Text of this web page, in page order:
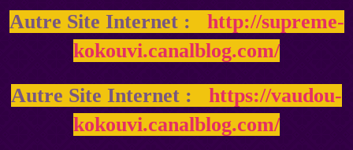
Autre Site Internet : http://supreme-
kokouvi.canalblog.com/
Autre Site Internet : https://vaudou-
kokouvi.canalblog.com/